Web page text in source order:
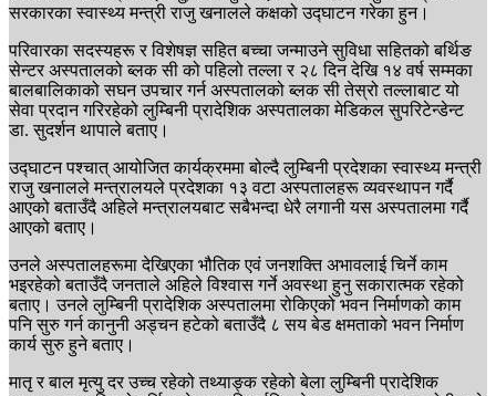
सरकारका स्वास्थ्य मन्त्री राजु खनालले कक्षको उद्घाटन गरेका हुन।
परिवारका सदस्यहरू र विशेषज्ञ सहित बच्चा जन्माउने सुविधा सहितको बर्थिङ
सेन्टर अस्पतालको ब्लक सी को पहिलो तल्ला र २८ दिन देखि १४ वर्ष सम्मका
बालबालिकाको सघन उपचार गर्न अस्पतालको ब्लक सी तेस्रो तल्लाबाट यो
सेवा प्रदान गरिरहेको लुम्बिनी प्रादेशिक अस्पतालका मेडिकल सुपरिटेन्डेन्ट
डा. सुदर्शन थापाले बताए।
उद्घाटन पश्चात् आयोजित कार्यक्रममा बोल्दै लुम्बिनी प्रदेशका स्वास्थ्य मन्त्री
राजु खनालले मन्त्रालयले प्रदेशका १३ वटा अस्पतालहरू व्यवस्थापन गर्दै
आएको बताउँदै अहिले मन्त्रालयबाट सबैभन्दा धेरै लगानी यस अस्पतालमा गर्दै
आएको बताए।
उनले अस्पतालहरूमा देखिएका भौतिक एवं जनशक्ति अभावलाई चिर्ने काम
भइरहेको बताउँदै जनताले अहिले विश्वास गर्ने अवस्था हुनु सकारात्मक रहेको
बताए। उनले लुम्बिनी प्रादेशिक अस्पतालमा रोकिएको भवन निर्माणको काम
पनि सुरु गर्न कानुनी अड्चन हटेको बताउँदै ८ सय बेड क्षमताको भवन निर्माण
कार्य सुरु हुने बताए।
मातृ र बाल मृत्यु दर उच्च रहेको तथ्याङ्क रहेको बेला लुम्बिनी प्रादेशिक